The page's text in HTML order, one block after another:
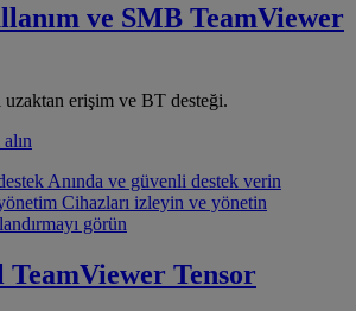
ve SMB TeamViewer
uzaktan erişim ve BT desteği.
Anında ve güvenli destek verin
Cihazları izleyin ve yönetin
görün
TeamViewer Tensor